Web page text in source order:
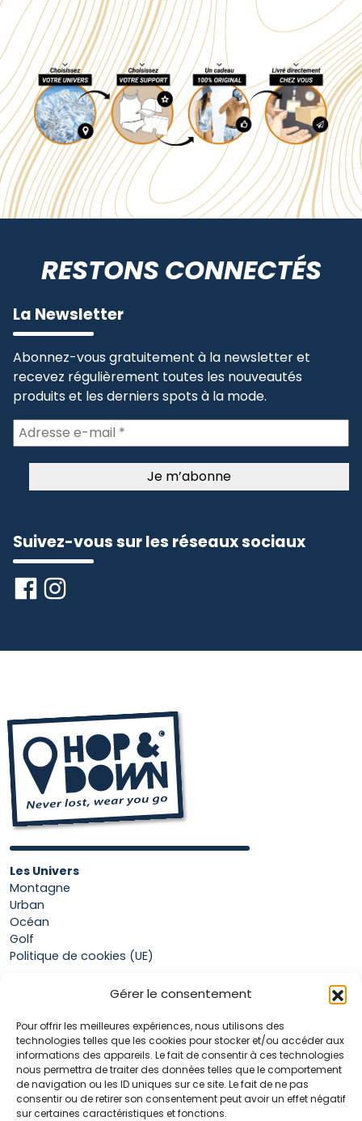
Gérer le consentement
Pour offrir les meilleures expériences, nous utilisons des
technologies telles que les cookies pour stocker et/ou accéder aux
informations des appareils. Le fait de consentir à ces technologies
nous permettra de traiter des données telles que le comportement
de navigation ou les ID uniques sur ce site. Le fait de ne pas
consentir ou de retirer son consentement peut avoir un effet négatif
sur certaines caractéristiques et fonctions.
RESTONS CONNECTÉS
La Newsletter
Abonnez-vous gratuitement à la newsletter et
recevez régulièrement toutes les nouveautés
produits et les derniers spots à la mode.
Suivez-vous sur les réseaux sociaux
Les Univers
Montagne
Urban
Océan
Golf
Politique de cookies (UE)
Mon compte
Panier
Conditions générales de vente